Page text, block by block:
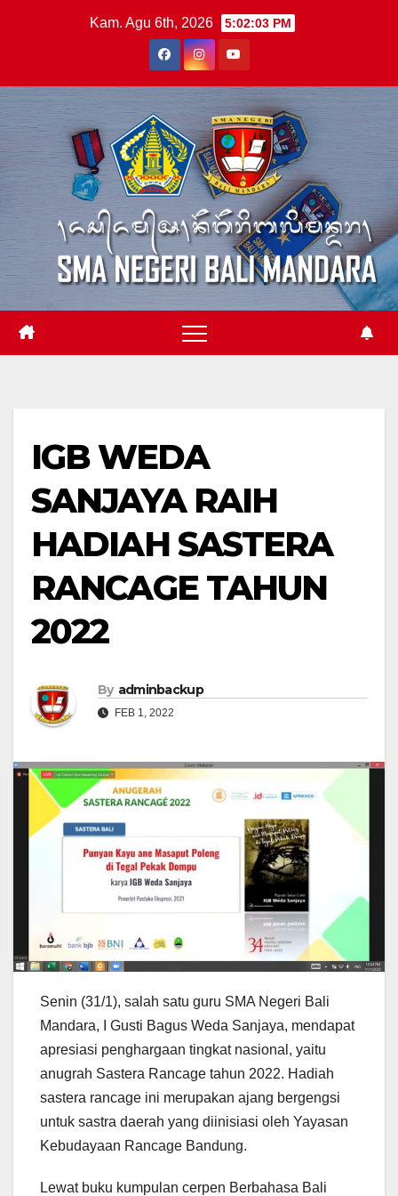
Kam. Agu 6th, 2026 5:02:04 PM
IGB WEDA
SANJAYA RAIH
HADIAH SASTERA
RANCAGE TAHUN
2022
By adminbackup
FEB 1, 2022
Senin (31/1), salah satu guru SMA Negeri Bali
Mandara, I Gusti Bagus Weda Sanjaya, mendapat
apresiasi penghargaan tingkat nasional, yaitu
anugrah Sastera Rancage tahun 2022. Hadiah
sastera rancage ini merupakan ajang bergengsi
untuk sastra daerah yang diinisiasi oleh Yayasan
Kebudayaan Rancage Bandung.
Lewat buku kumpulan cerpen Berbahasa Bali